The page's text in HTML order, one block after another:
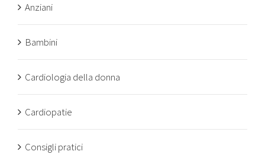
Anziani
Bambini
Cardiologia della donna
Cardiopatie
Consigli pratici